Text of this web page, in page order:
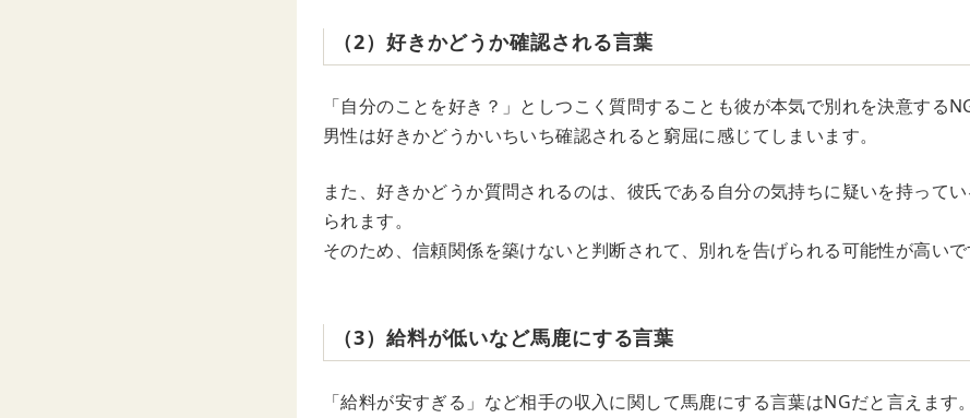
（2）好きかどうか確認される言葉
「自分のことを好き？」としつこく質問することも彼が本気で別れを決意する
男性は好きかどうかいちいち確認されると窮屈に感じてしまいます。
また、好きかどうか質問されるのは、彼氏である自分の気持ちに疑いを持って
られます。
そのため、信頼関係を築けないと判断されて、別れを告げられる可能性が高いで
（3）給料が低いなど馬鹿にする言葉
「給料が安すぎる」など相手の収入に関して馬鹿にする言葉はNGだと言えます。